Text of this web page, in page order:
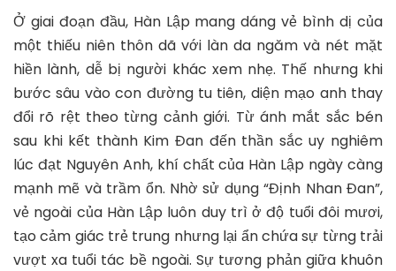
Ở giai đoạn đầu, Hàn Lập mang dáng vẻ bình dị của
một thiếu niên thôn dã với làn da ngăm và nét mặt
hiền lành, dễ bị người khác xem nhẹ. Thế nhưng khi
bước sâu vào con đường tu tiên, diện mạo anh thay
đổi rõ rệt theo từng cảnh giới. Từ ánh mắt sắc bén
sau khi kết thành Kim Đan đến thần sắc uy nghiêm
lúc đạt Nguyên Anh, khí chất của Hàn Lập ngày càng
mạnh mẽ và trầm ổn. Nhờ sử dụng “Định Nhan Đan”,
vẻ ngoài của Hàn Lập luôn duy trì ở độ tuổi đôi mươi,
tạo cảm giác trẻ trung nhưng lại ẩn chứa sự từng trải
vượt xa tuổi tác bề ngoài. Sự tương phản giữa khuôn